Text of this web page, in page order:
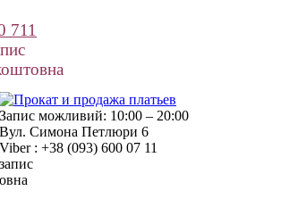
711
Запис можливий: 10:00 – 20:00
Вул. Симона Петлюри 6
Viber : +38 (093) 600 07 11